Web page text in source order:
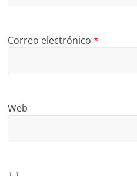
Correo electrónico*
Web